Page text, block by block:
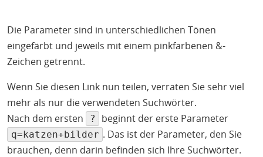
Die Parameter sind in unterschiedlichen Tönen
eingefärbt und jeweils mit einem pinkfarbenen &-
Zeichen getrennt.
Wenn Sie diesen Link nun teilen, verraten Sie sehr viel
mehr als nur die verwendeten Suchwörter.
Nach dem ersten
? beginnt der erste Parameter
q=katzen+bilder . Das ist der Parameter, den Sie
brauchen, denn darin befinden sich Ihre Suchwörter.